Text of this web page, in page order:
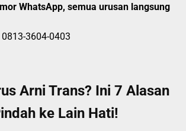
WhatsApp, semua urusan langsung
0813-3604-0403
Arni Trans? Ini 7 Alasan
ke Lain Hati!